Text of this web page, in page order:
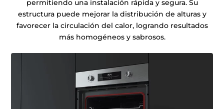
permitiendo una instalación rápida y segura. Su
estructura puede mejorar la distribución de alturas y
favorecer la circulación del calor, logrando resultados
más homogéneos y sabrosos.